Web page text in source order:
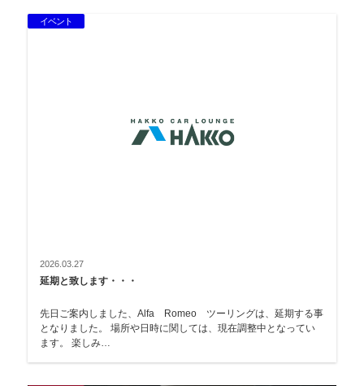
イベント
2026.03.27
延期と致します・・・
先日ご案内しました、Alfa Romeo ツーリングは、延期する事
となりました。 場所や日時に関しては、現在調整中となってい
ます。 楽しみ…